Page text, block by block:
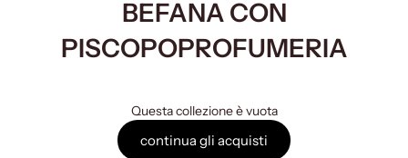
BEFANA CON
PISCOPOPROFUMERIA
Questa collezione è vuota
continua gli acquisti